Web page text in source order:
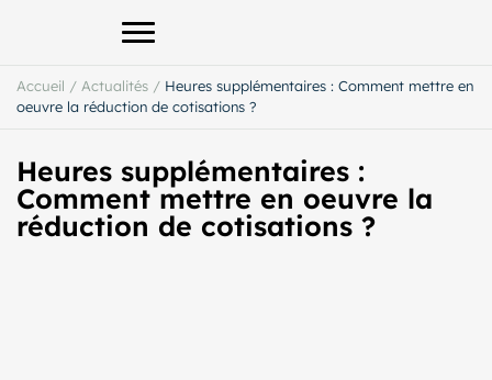
Afficher le menu principal
Accueil / Actualités / Heures supplémentaires : Comment mettre en
oeuvre la réduction de cotisations ?
Heures supplémentaires :
Comment mettre en oeuvre la
réduction de cotisations ?